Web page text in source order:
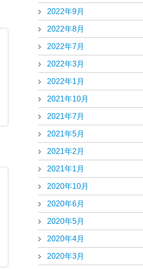
2022年9月
2022年8月
2022年7月
2022年3月
2022年1月
2021年10月
2021年7月
2021年5月
2021年2月
2021年1月
2020年10月
2020年6月
2020年5月
2020年4月
2020年3月